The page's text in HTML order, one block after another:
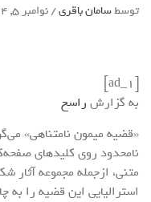
توسطسامان باقری/نوامبر 5, 2024
[ad_1]
به گزارش راسخ
«قضیه میمون نامتناهی»
نامحدود روی کلیدهای
متنی، ازجمله مجموعه آثار
استرالیایی این قضیه را به